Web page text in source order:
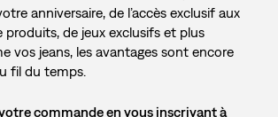
anniversaire, de l’accès exclusif aux
produits, de jeux exclusifs et plus
vos jeans, les avantages sont encore
fil du temps.
commande en vous inscrivant à